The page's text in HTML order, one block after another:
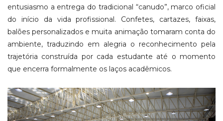
entusiasmo a entrega do tradicional “canudo”, marco oficial
do início da vida profissional. Confetes, cartazes, faixas,
balões personalizados e muita animação tomaram conta do
ambiente, traduzindo em alegria o reconhecimento pela
trajetória construída por cada estudante até o momento
que encerra formalmente os laços acadêmicos.